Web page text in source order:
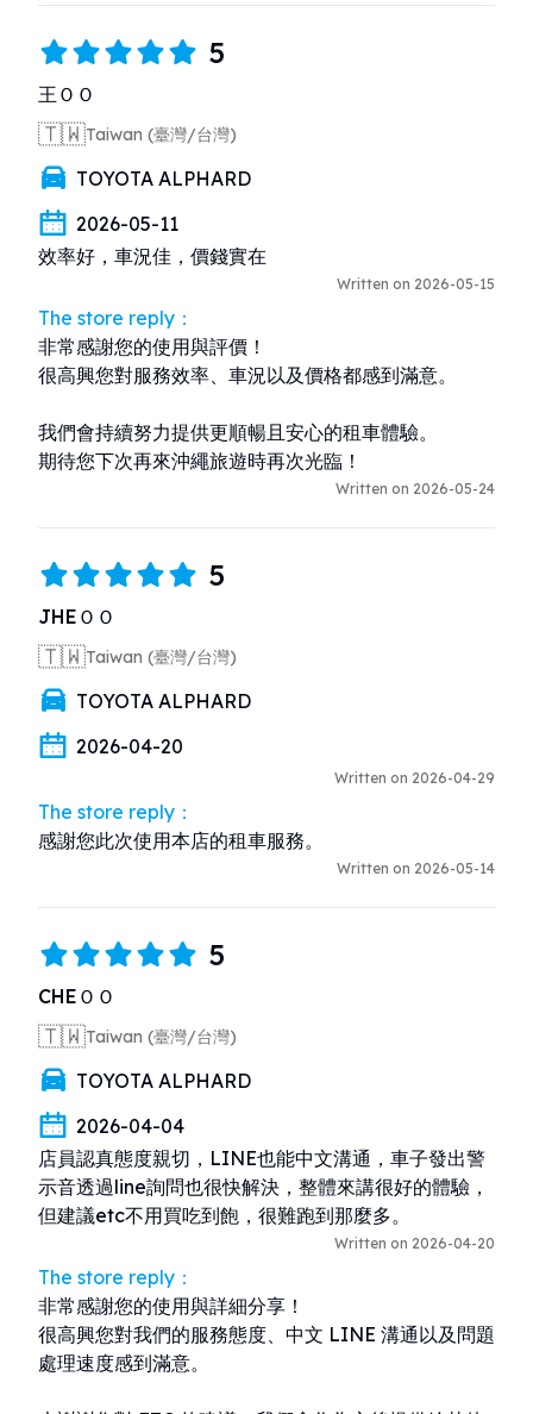
5
王ＯＯ
🇹🇼Taiwan (臺灣/台灣)
TOYOTA ALPHARD
2026-05-11
效率好，車況佳，價錢實在
Written on 2026-05-15
The store reply：
非常感謝您的使用與評價！
很高興您對服務效率、車況以及價格都感到滿意。
我們會持續努力提供更順暢且安心的租車體驗。
期待您下次再來沖繩旅遊時再次光臨！
Written on 2026-05-24
5
JHEＯＯ
🇹🇼Taiwan (臺灣/台灣)
TOYOTA ALPHARD
2026-04-20
Written on 2026-04-29
The store reply：
感謝您此次使用本店的租車服務。
Written on 2026-05-14
5
CHEＯＯ
🇹🇼Taiwan (臺灣/台灣)
TOYOTA ALPHARD
2026-04-04
店員認真態度親切，LINE也能中文溝通，車子發出警
示音透過line詢問也很快解決，整體來講很好的體驗，
但建議etc不用買吃到飽，很難跑到那麼多。
Written on 2026-04-20
The store reply：
非常感謝您的使用與詳細分享！
很高興您對我們的服務態度、中文 LINE 溝通以及問題
處理速度感到滿意。